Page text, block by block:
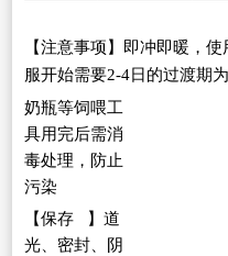
【注意事项】即冲即暖，使
服开始需要2-4日的过渡期为
奶瓶等饲喂工
具用完后需消
毒处理，防止
污染
【保存 】 道
光、密封、阴